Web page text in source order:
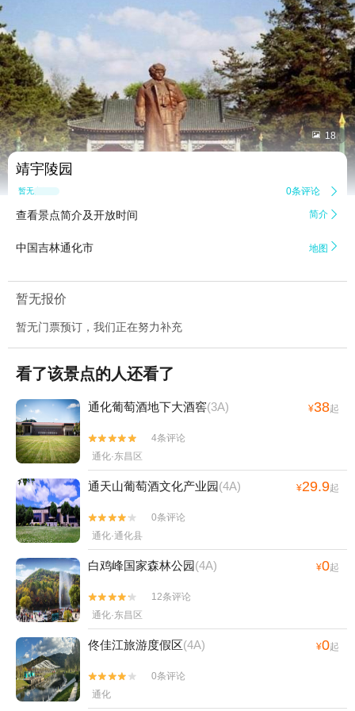
 18
靖宇陵园
暂无点评 0条评论 
查看景点简介及开放时间 简介 
中国吉林通化市 地图 
暂无报价
暂无门票预订，我们正在努力补充
看了该景点的人还看了
通化葡萄酒地下大酒窖(3A) ¥38起


4条评论
通化·东昌区
通天山葡萄酒文化产业园(4A) ¥29.9起


0条评论
通化·通化县
白鸡峰国家森林公园(4A) ¥0起


12条评论
通化·东昌区
佟佳江旅游度假区(4A) ¥0起


0条评论
通化